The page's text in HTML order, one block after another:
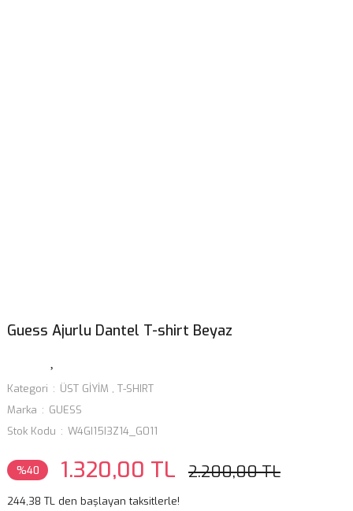
Guess Ajurlu Dantel T-shirt Beyaz
Kategori ÜST GİYİM , T-SHIRT
Marka
GUESS
Stok Kodu
W4GI15I3Z14_G011
%40 1.320,00 TL 2.200,00 TL
244,38 TL den başlayan taksitlerle!